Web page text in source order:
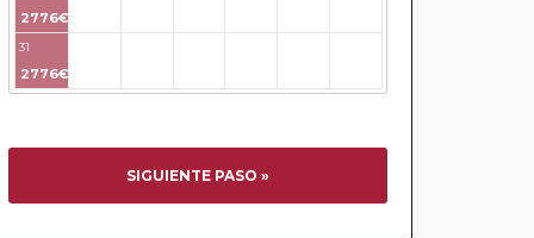
2776€
31
2776€
SIGUIENTE PASO »